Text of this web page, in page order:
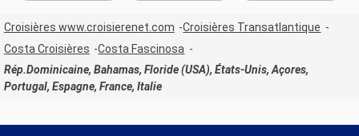
Croisières www.croisierenet.com
Croisières Transatlantique
Costa Croisières
Costa Fascinosa
Rép.Dominicaine, Bahamas, Floride (USA), États-Unis, Açores,
Portugal, Espagne, France, Italie